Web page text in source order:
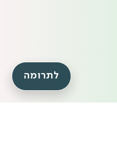
לתרומה